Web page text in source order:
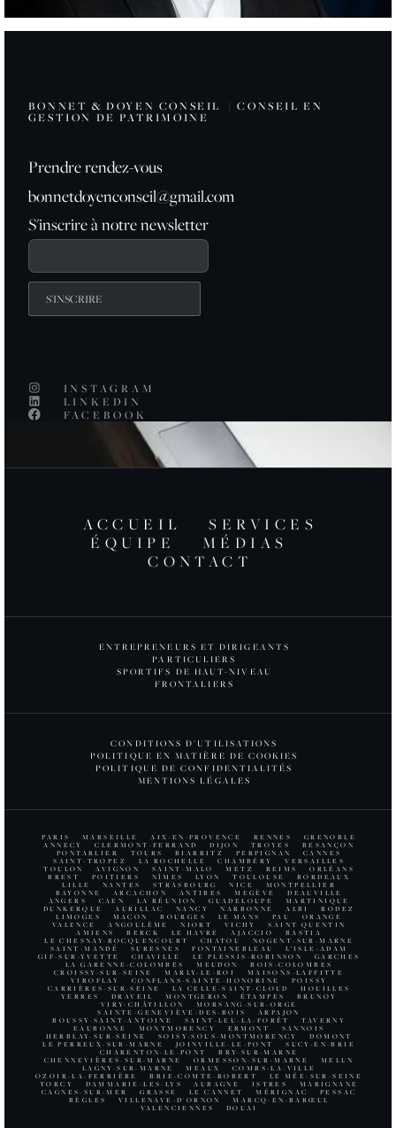
BONNET & DOYEN CONSEIL | CONSEIL EN
GESTION DE PATRIMOINE
Prendre rendez-vous
bonnetdoyenconseil@gmail.com
S'inscrire à notre newsletter
INSTAGRAM
LINKEDIN
FACEBOOK
ACCUEIL
SERVICES
ÉQUIPE
MÉDIAS
CONTACT
ENTREPRENEURS ET DIRIGEANTS
PARTICULIERS
SPORTIFS DE HAUT-NIVEAU
FRONTALIERS
CONDITIONS D'UTILISATIONS
POLITIQUE EN MATIÈRE DE COOKIES
POLITIQUE DE CONFIDENTIALITÉS
MENTIONS LÉGALES
PARIS MARSEILLE AIX-EN-PROVENCE RENNES
GRENOBLE
ANNECY
CLERMONT-FERRAND DIJON TROYES
BESANÇON
PONTARLIER
TOURS BIARRITZ PERPIGNAN
CANNES
SAINT-TROPEZ
LA ROCHELLE CHAMBÉRY
VERSAILLES
TOULON
AVIGNON SAINT-MALO METZ REIMS
ORLÉANS
BREST
POITIERS NÎMES LYON TOULOUSE
BORDEAUX
LILLE
NANTES STRASBOURG NICE
MONTPELLIER
BAYONNE
ARCACHON ANTIBES MEGÈVE
DEAUVILLE
ANGERS
CAEN LA RÉUNION GUADELOUPE
MARTINIQUE
DUNKERQUE
AURILLAC NANCY NARBONNE ALBI
RODEZ
LIMOGES
MACON BOURGES LE MANS PAU
ORANGE
VALENCE
ANGOULÊME NIORT VICHY
SAINT QUENTIN
AMIENS
BERCK LE HAVRE AJACCIO
BASTIA
LE CHESNAY-ROCQUENCOURT
CHATOU
NOGENT-SUR-MARNE
SAINT-MANDÉ
SURESNES FONTAINEBLEAU
L’ISLE-ADAM
GIF-SUR-YVETTE
CHAVILLE LE PLESSIS-ROBINSON
GARCHES
LA GARENNE-COLOMBES
MEUDON
BOIS-COLOMBES
CROISSY-SUR-SEINE
MARLY-LE-ROI
MAISONS-LAFFITTE
VIROFLAY
CONFLANS-SAINTE-HONORINE
POISSY
CARRIÈRES-SUR-SEINE
LA CELLE-SAINT-CLOUD
HOUILLES
YERRES
DRAVEIL MONTGERON ÉTAMPES
BRUNOY
VIRY-CHÂTILLON
MORSANG-SUR-ORGE
SAINTE-GENEVIÈVE-DES-BOIS
ARPAJON
BOUSSY-SAINT-ANTOINE
SAINT-LEU-LA-FORÊT
TAVERNY
EAUBONNE
MONTMORENCY ERMONT
SANNOIS
HERBLAY-SUR-SEINE
SOISY-SOUS-MONTMORENCY
DOMONT
LE PERREUX-SUR-MARNE
JOINVILLE-LE-PONT
SUCY-EN-BRIE
CHARENTON-LE-PONT
BRY-SUR-MARNE
CHENNEVIÈRES-SUR-MARNE
ORMESSON-SUR-MARNE
MELUN
LAGNY-SUR-MARNE
MEAUX
COMBS-LA-VILLE
OZOIR-LA-FERRIÈRE
BRIE-COMTE-ROBERT
LE MÉE-SUR-SEINE
TORCY
DAMMARIE-LES-LYS AUBAGNE ISTRES
MARIGNANE
CAGNES-SUR-MER
GRASSE LE CANNET MÉRIGNAC
PESSAC
BÈGLES
VILLENAVE-D'ORNON
MARCQ-EN-BARŒUL
VALENCIENNES
DOUAI